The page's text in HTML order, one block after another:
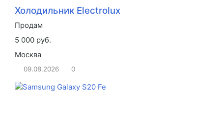
Холодильник Electrolux
Продам
5 000 руб.
Москва
09.08.2026 0